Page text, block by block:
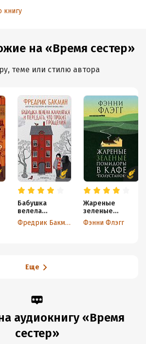
книгу
на «Время сестер»
теме или стилю автора
Бабушка
велела
кланяться и
передать, чтоФредрик Бакман
Жареные
зеленые
помидоры в
кафе
Фэнни Флэгг
Еще
аудиокнигу «Время
сестер»